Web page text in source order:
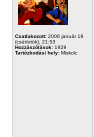
Csatlakozott: 2006 január 19
(csütörtök), 21:53
Hozzászólások: 1929
Tartózkodási hely: Miskolc